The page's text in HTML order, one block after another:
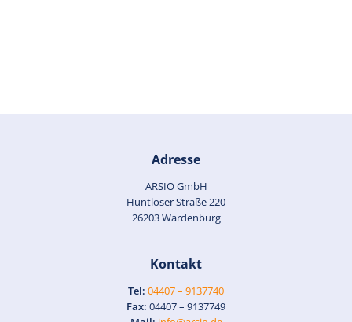
Adresse
ARSIO GmbH
Huntloser Straße 220
26203 Wardenburg
Kontakt
Tel: 04407 – 9137740
Fax: 04407 – 9137749